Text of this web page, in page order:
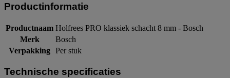
Productinformatie
Productnaam Holfrees PRO klassiek schacht 8 mm - Bosch
Merk
Bosch
Verpakking Per stuk
Technische specificaties